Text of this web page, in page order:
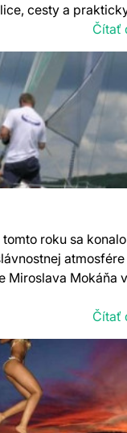
cesty a
Čítať
roku sa konalo
Miroslava Mokáňa v
Čítať